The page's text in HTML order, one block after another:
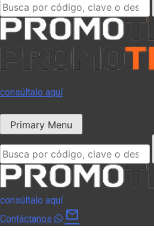
consúltalo aquí
Primary Menu
consúltalo aquí
Contáctanos
mail